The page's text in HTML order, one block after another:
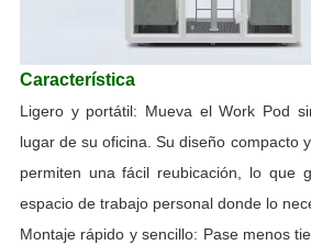
Característica
Ligero y portátil: Mueva el Work Pod
lugar de su oficina. Su diseño compacto
permiten una fácil reubicación, lo que
espacio de trabajo personal donde lo
Montaje rápido y sencillo: Pase menos